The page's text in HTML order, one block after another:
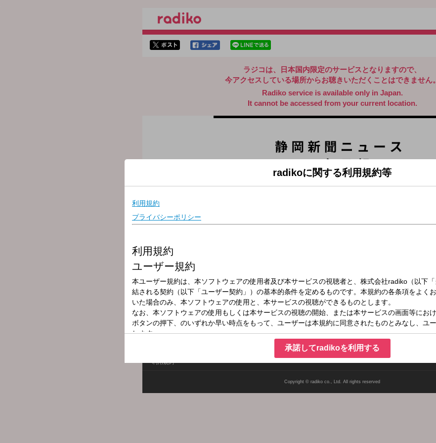
ラジコは、日本国内限定のサービスとなりますので、
今アクセスしている場所からお聴きいただくことはできません。
Radiko service is available only in Japan.
It cannot be accessed from your current location.
放送局
放送時間
2026年7月8日（水）12:55～13:00
番組名
静岡新聞ニュース・天気予報
利用規約
Copyright © radiko co., Ltd. All rights reserved
radikoに関する利用規約等
承諾してradikoを利用する